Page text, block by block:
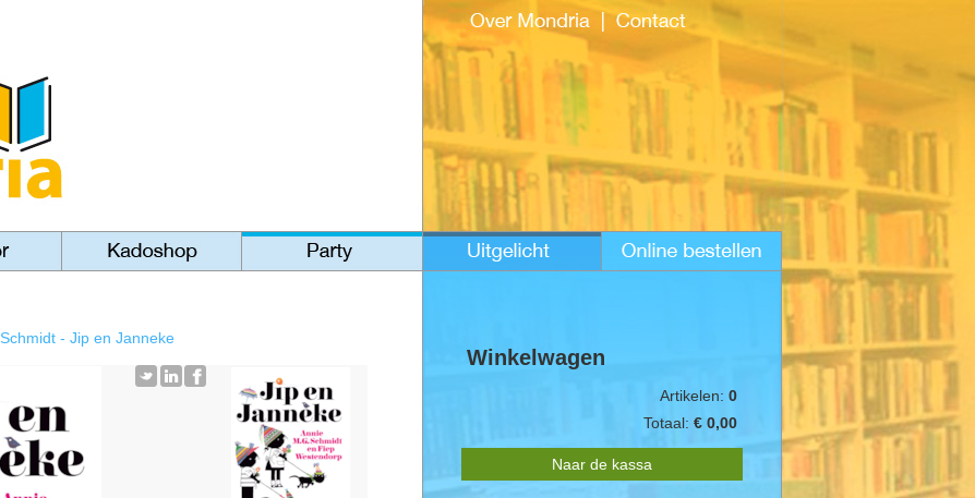
Schmidt - Jip en Janneke
Winkelwagen
Artikelen: 0
Totaal: € 0,00
Naar de kassa